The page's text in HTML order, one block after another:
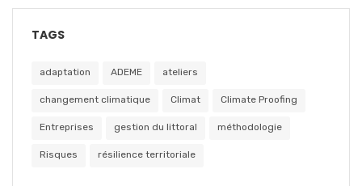
TAGS
adaptation ADEME ateliers
changement climatique Climat Climate Proofing
Entreprises gestion du littoral méthodologie
Risques résilience territoriale